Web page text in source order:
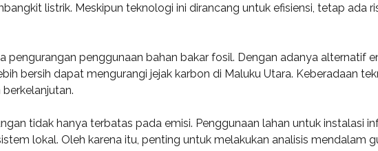
listrik. Meskipun teknologi ini dirancang untuk efisiensi, tetap ada
pengurangan penggunaan bahan bakar fosil. Dengan adanya alternatif
bersih dapat mengurangi jejak karbon di Maluku Utara. Keberadaan
tidak hanya terbatas pada emisi. Penggunaan lahan untuk instalasi
lokal. Oleh karena itu, penting untuk melakukan analisis mendalam